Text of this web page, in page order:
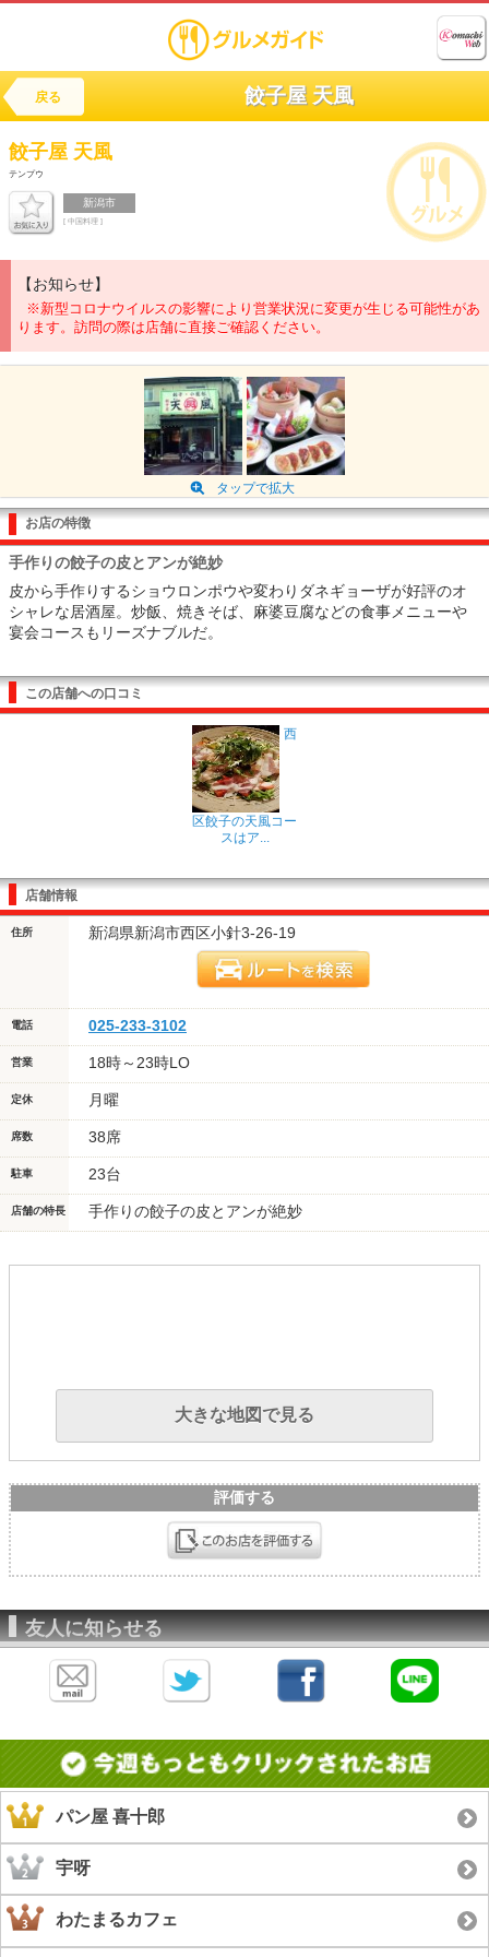
戻る 餃子屋 天風
餃子屋 天風
テンプウ
新潟市
[ 中国料理 ]
【お知らせ】
※新型コロナウイルスの影響により営業状況に変更が生じる可能性があ
ります。訪問の際は店舗に直接ご確認ください。
タップで拡大
お店の特徴
手作りの餃子の皮とアンが絶妙
皮から手作りするショウロンポウや変わりダネギョーザが好評のオ
シャレな居酒屋。炒飯、焼きそば、麻婆豆腐などの食事メニューや
宴会コースもリーズナブルだ。
この店舗への口コミ
西
区餃子の天風コー
スはア...
店舗情報
住所 新潟県新潟市西区小針3-26-19
電話 025-233-3102
営業 18時～23時LO
定休 月曜
席数 38席
駐車 23台
店舗の特長 手作りの餃子の皮とアンが絶妙
大きな地図で見る
評価する
友人に知らせる
パン屋 喜十郎
宇呀
わたまるカフェ